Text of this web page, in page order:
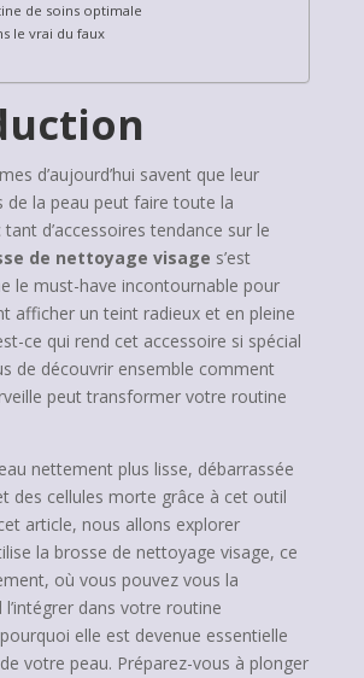
de soins optimale
le vrai du faux
d’aujourd’hui savent que leur
de la peau peut faire toute la
d’accessoires tendance sur le
de nettoyage visage s’est
le must-have incontournable pour
afficher un teint radieux et en pleine
ce qui rend cet accessoire si spécial
de découvrir ensemble comment
peut transformer votre routine
nettement plus lisse, débarrassée
des cellules morte grâce à cet outil
article, nous allons explorer
la brosse de nettoyage visage, ce
où vous pouvez vous la
dans votre routine
elle est devenue essentielle
votre peau. Préparez-vous à plonger